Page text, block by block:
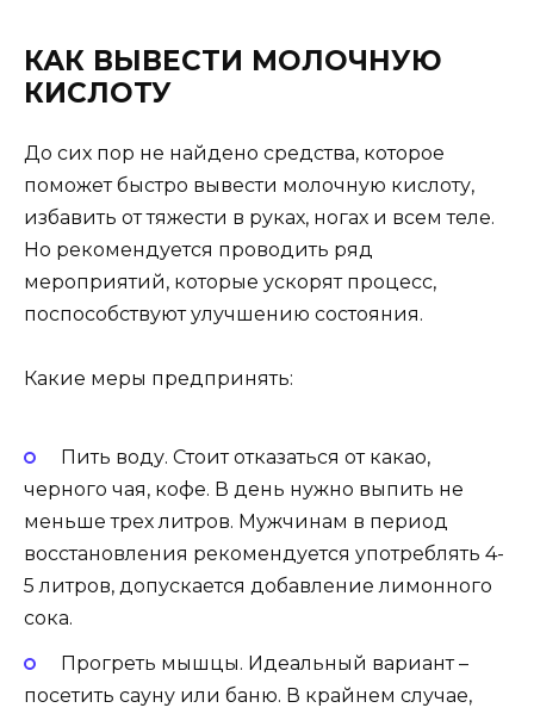
КАК ВЫВЕСТИ МОЛОЧНУЮ
КИСЛОТУ
До сих пор не найдено средства, которое
поможет быстро вывести молочную кислоту,
избавить от тяжести в руках, ногах и всем теле.
Но рекомендуется проводить ряд
мероприятий, которые ускорят процесс,
поспособствуют улучшению состояния.
Какие меры предпринять:
Пить воду. Стоит отказаться от какао,
черного чая, кофе. В день нужно выпить не
меньше трех литров. Мужчинам в период
восстановления рекомендуется употреблять 4-
5 литров, допускается добавление лимонного
сока.
Прогреть мышцы. Идеальный вариант –
посетить сауну или баню. В крайнем случае,